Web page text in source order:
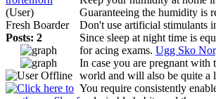
(User)
Fresh Boarder
Posts: 2
Guaranteeing the humidity is
Don't use artificial stimulants
Since sleep at night time is
for acing exams. Ugg Sko
In case you are pregnant
world and will also be quite a
You require consistently